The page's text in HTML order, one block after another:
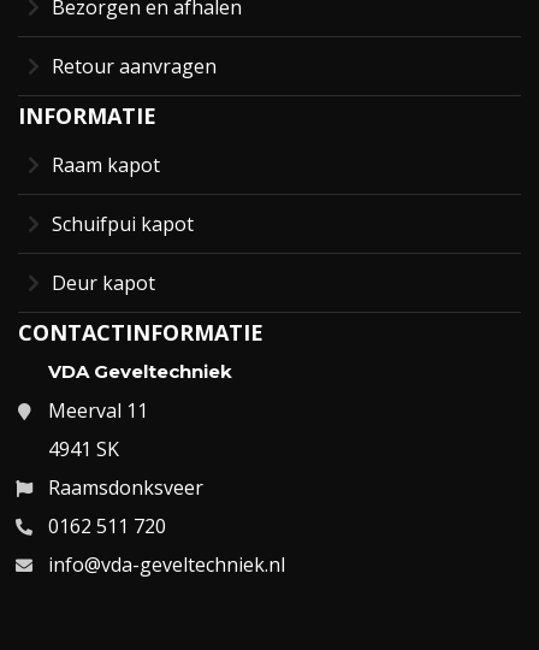
Bezorgen en afhalen
Retour aanvragen
INFORMATIE
Raam kapot
Schuifpui kapot
Deur kapot
CONTACTINFORMATIE
VDA Geveltechniek
Meerval 11
4941 SK
Raamsdonksveer
0162 511 720
info@vda-geveltechniek.nl